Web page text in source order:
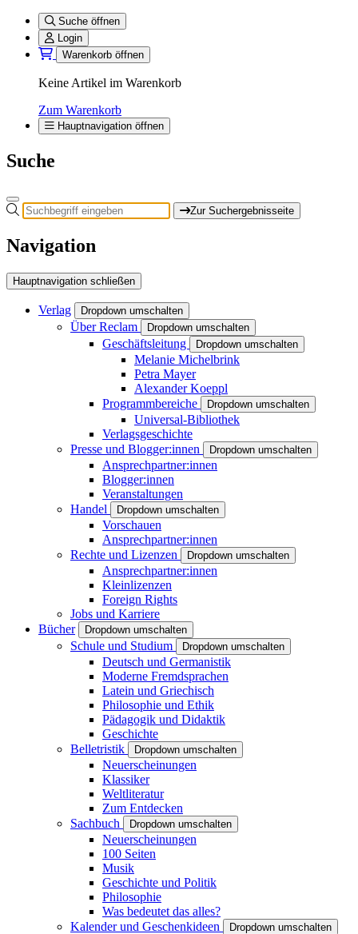
Suche öffnen
Login
Warenkorb öffnen
Keine Artikel im Warenkorb
Zum Warenkorb
Hauptnavigation öffnen
Suche
Zur Suchergebnisseite
Navigation
Hauptnavigation schließen
Verlag Dropdown umschalten
Über Reclam Dropdown umschalten
Geschäftsleitung Dropdown umschalten
Melanie Michelbrink
Petra Mayer
Alexander Koeppl
Programmbereiche
Dropdown umschalten
Universal-Bibliothek
Verlagsgeschichte
Presse und Blogger:innen
Dropdown umschalten
Ansprechpartner:innen
Blogger:innen
Veranstaltungen
Handel
Dropdown umschalten
Vorschauen
Ansprechpartner:innen
Rechte und Lizenzen
Dropdown umschalten
Ansprechpartner:innen
Kleinlizenzen
Foreign Rights
Jobs und Karriere
Bücher
Dropdown umschalten
Schule und Studium Dropdown umschalten
Deutsch und Germanistik
Moderne Fremdsprachen
Latein und Griechisch
Philosophie und Ethik
Pädagogik und Didaktik
Geschichte
Belletristik
Dropdown umschalten
Neuerscheinungen
Klassiker
Weltliteratur
Zum Entdecken
Sachbuch
Dropdown umschalten
Neuerscheinungen
100 Seiten
Musik
Geschichte und Politik
Philosophie
Was bedeutet das alles?
Kalender und Geschenkideen
Dropdown umschalten